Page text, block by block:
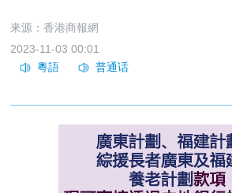
來源：香港商報網
2023-11-03 00:01